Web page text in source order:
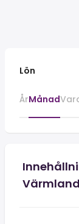
Lön
ÅrMånad
Värmland